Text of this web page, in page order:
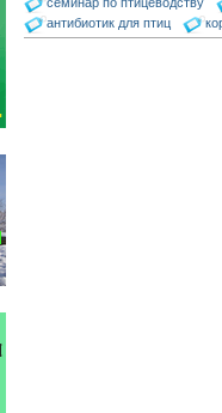
антибиотик для птиц